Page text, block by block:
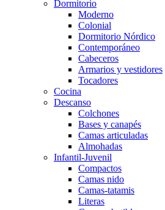
Dormitorio
Moderno
Colonial
Dormitorio Nórdico
Contemporáneo
Cabeceros
Armarios y vestidores
Tocadores
Cocina
Descanso
Colchones
Bases y canapés
Camas articuladas
Almohadas
Infantil-Juvenil
Compactos
Camas nido
Camas-tatamis
Literas